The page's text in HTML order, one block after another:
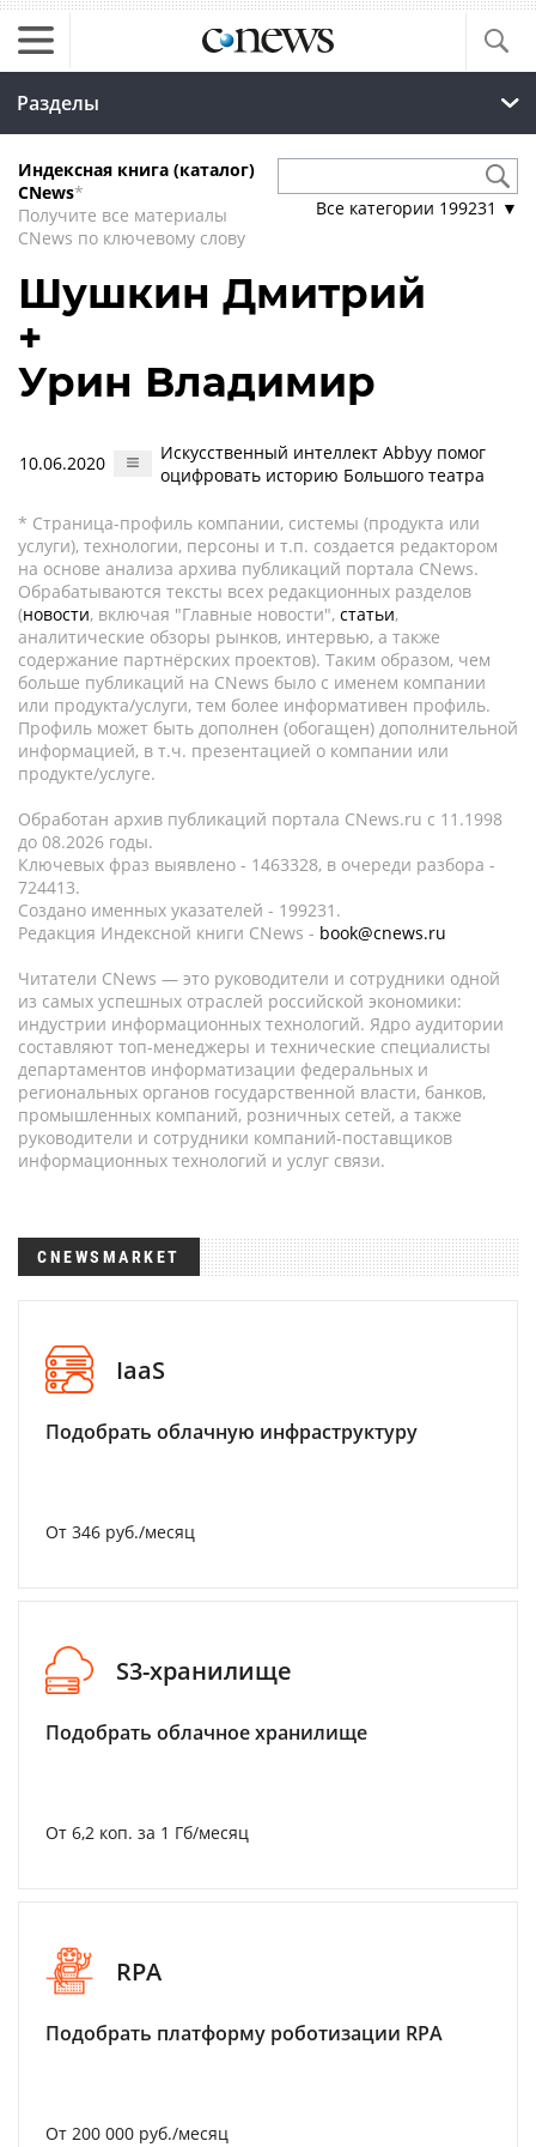
Разделы
Индексная книга (каталог)
CNews*
Получите все материалы
CNews по ключевому слову
Все категории 199231 ▼
Шушкин Дмитрий
+
Урин Владимир
10.06.2020
Искусственный интеллект Abbyy помог
оцифровать историю Большого театра
* Страница-профиль компании, системы (продукта или
услуги), технологии, персоны и т.п. создается редактором
на основе анализа архива публикаций портала CNews.
Обрабатываются тексты всех редакционных разделов
(новости, включая "Главные новости", статьи,
аналитические обзоры рынков, интервью, а также
содержание партнёрских проектов). Таким образом, чем
больше публикаций на CNews было с именем компании
или продукта/услуги, тем более информативен профиль.
Профиль может быть дополнен (обогащен) дополнительной
информацией, в т.ч. презентацией о компании или
продукте/услуге.
Обработан архив публикаций портала CNews.ru c 11.1998
до 08.2026 годы.
Ключевых фраз выявлено - 1463328, в очереди разбора -
724413.
Создано именных указателей - 199231.
Редакция Индексной книги CNews - book@cnews.ru
Читатели CNews — это руководители и сотрудники одной
из самых успешных отраслей российской экономики:
индустрии информационных технологий. Ядро аудитории
составляют топ-менеджеры и технические специалисты
департаментов информатизации федеральных и
региональных органов государственной власти, банков,
промышленных компаний, розничных сетей, а также
руководители и сотрудники компаний-поставщиков
информационных технологий и услуг связи.
CNEWSMARKET
IaaS
Подобрать облачную инфраструктуру
От 346 руб./месяц
S3-хранилище
Подобрать облачное хранилище
От 6,2 коп. за 1 Гб/месяц
RPA
Подобрать платформу роботизации RPA
От 200 000 руб./месяц